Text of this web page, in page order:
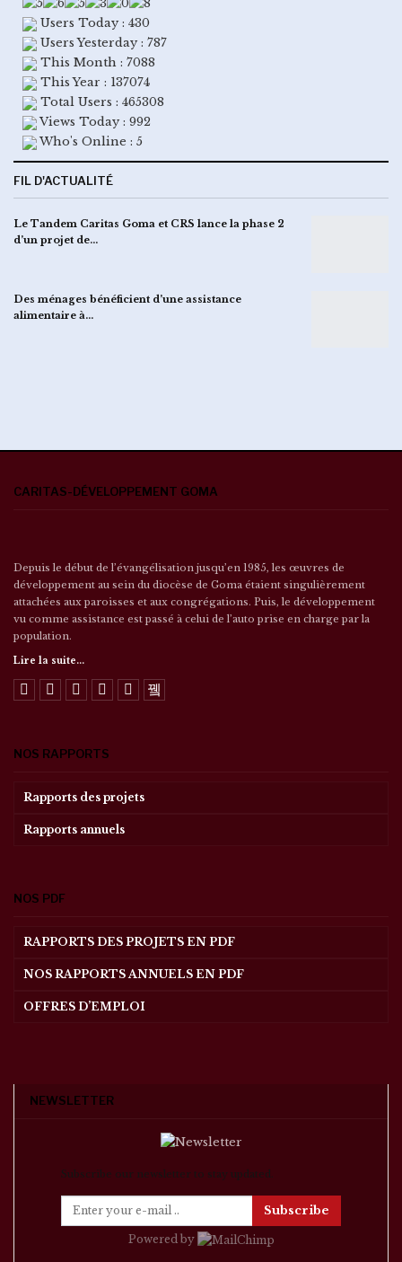
Users Today : 430
Users Yesterday : 787
This Month : 7088
This Year : 137074
Total Users : 465308
Views Today : 992
Who's Online : 5
FIL D'ACTUALITÉ
Le Tandem Caritas Goma et CRS lance la phase 2
d’un projet de…
Des ménages bénéficient d’une assistance
alimentaire à…
CARITAS-DÉVELOPPEMENT GOMA
Depuis le début de l’évangélisation jusqu’en 1985, les œuvres de
développement au sein du diocèse de Goma étaient singulièrement
attachées aux paroisses et aux congrégations. Puis, le développement
vu comme assistance est passé à celui de l’auto prise en charge par la
population.
Lire la suite...
NOS RAPPORTS
Rapports des projets
Rapports annuels
NOS PDF
RAPPORTS DES PROJETS EN PDF
NOS RAPPORTS ANNUELS EN PDF
OFFRES D’EMPLOI
NEWSLETTER
Subscribe our newsletter to stay updated.
Subscribe
Powered by